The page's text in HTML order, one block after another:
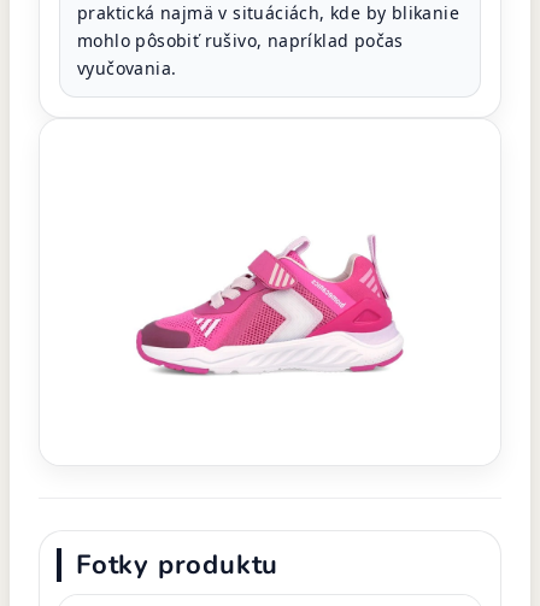
praktická najmä v situáciách, kde by blikanie
mohlo pôsobiť rušivo, napríklad počas
vyučovania.
Fotky produktu